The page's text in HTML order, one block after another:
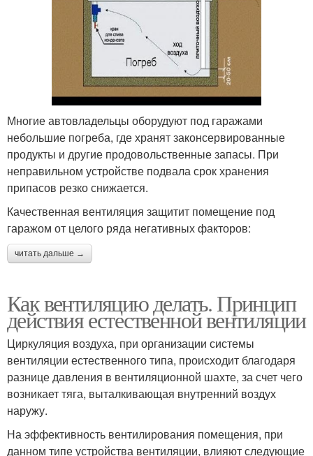
Многие автовладельцы оборудуют под гаражами
небольшие погреба, где хранят законсервированные
продукты и другие продовольственные запасы. При
неправильном устройстве подвала срок хранения
припасов резко снижается.
Качественная вентиляция защитит помещение под
гаражом от целого ряда негативных факторов:
читать дальше →
Как вентиляцию делать. Принцип
действия естественной вентиляции
Циркуляция воздуха, при организации системы
вентиляции естественного типа, происходит благодаря
разнице давления в вентиляционной шахте, за счет чего
возникает тяга, выталкивающая внутренний воздух
наружу.
На эффективность вентилирования помещения, при
данном типе устройства вентиляции, влияют следующие